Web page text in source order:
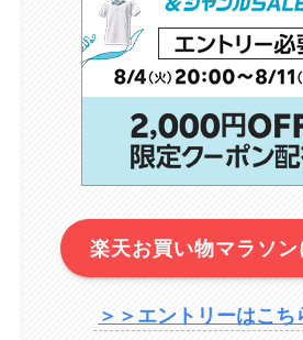
楽天お買い物マラソ
＞＞エントリーはこち